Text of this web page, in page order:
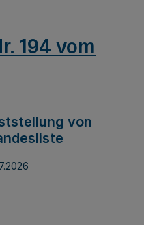
194 vom
von